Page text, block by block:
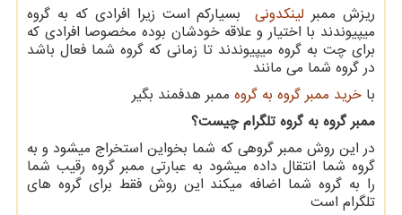
ریزش ممبر لینکدونیبسیارکم است زیرا افرادی که به گروه
میپیوندند با اختیار و علاقه خودشان بوده مخصوصا افرادی که
برای چت به گروه میپیوندند تا زمانی که گروه شما فعال باشد
در گروه شما می مانند
با خرید ممبر گروه به گروه ممبر هدفمند بگیر
ممبر گروه به گروه تلگرام چیست؟
در این روش ممبر گروهی که شما بخواین استخراج میشود و به
گروه شما انتقال داده میشود به عبارتی ممبر گروه رقیب شما
را به گروه شما اضافه میکند این روش فقط برای گروه های
تلگرام است